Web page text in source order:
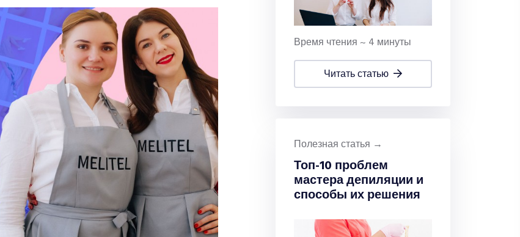
Время чтения ~ 4 минуты
читать статью
Полезная статья →
Топ-10 проблем
мастера депиляции и
способы их решения